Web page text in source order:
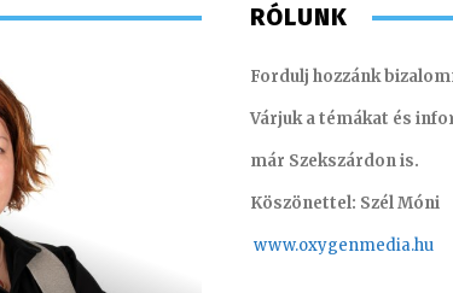
RÓLUNK
Fordulj hozzánk
Várjuk a témákat és
már Szekszárdon is.
Köszönettel: Szél Móni
www.oxygenmedia.hu